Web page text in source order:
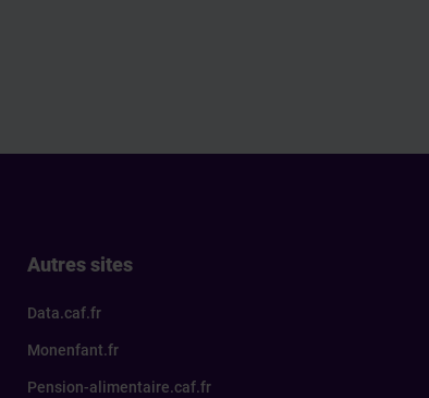
Autres sites
Data.caf.fr
Monenfant.fr
Pension-alimentaire.caf.fr